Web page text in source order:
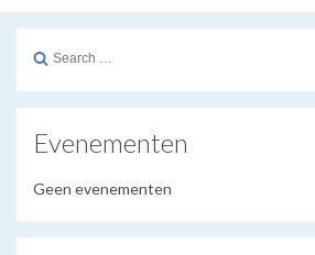
Search
Evenementen
Geen evenementen